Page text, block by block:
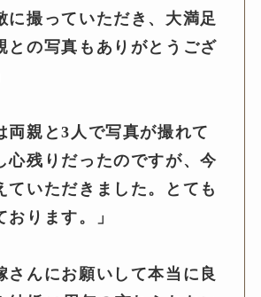
に撮っていただき、大満足
との写真もありがとうござ
両親と3人で写真が撮れて
心残りだったのですが、今
ていただきました。とても
ります。」
さんにお願いして本当に良